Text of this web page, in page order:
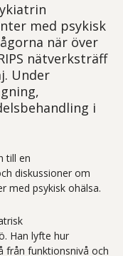
med psykisk
när över
nätverksträff
Under
i
till en
diskussioner om
med psykisk ohälsa.
Han lyfte hur
från funktionsnivå och